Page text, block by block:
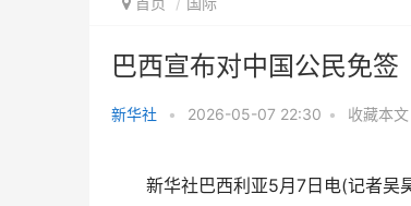
巴西宣布对中国公民免签
新华社 • 2026-05-07 22:30 • 收藏本文
新华社巴西利亚5月7日电(记者吴昊